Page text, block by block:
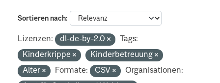
Sortieren nach
Lizenzen: dl-de-by-2.0
Tags:
Kinderkrippe
Kinderbetreuung
Alter
Formate: CSV
Organisationen: